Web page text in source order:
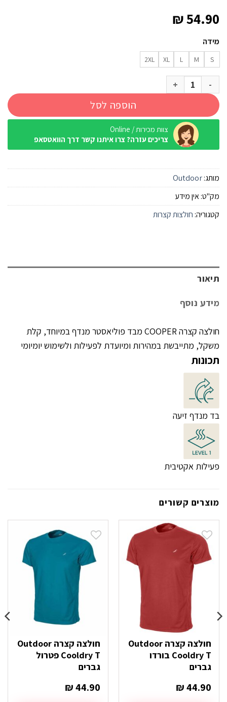
₪54.90
מידה
S
M
L
XL
2XL
כמות של חולצה מנדפת Outdoor Cooper כחול גברים
הוספה לסל
צוות מכירות / Online
צריכים עזרה? צרו איתנו קשר דרך הוואטסאפ
מותג:Outdoor
מק"ט:אין מידע
קטגוריה: חולצות קצרות
תיאור
מידע נוסף
חולצה קצרה COOPER מבד פוליאסטר מנדף במיוחד, קלת
משקל, מתייבשת במהירות ומיועדת לפעילות ולשימוש יומיומי
תכונות
בד מנדף זיעה
פעילות אקטיבית
מוצרים קשורים
חולצה קצרה Outdoor
Cooldry T בורדו
גברים
₪44.90
חולצה קצרה Outdoor
Cooldry T פטרול
גברים
₪44.90